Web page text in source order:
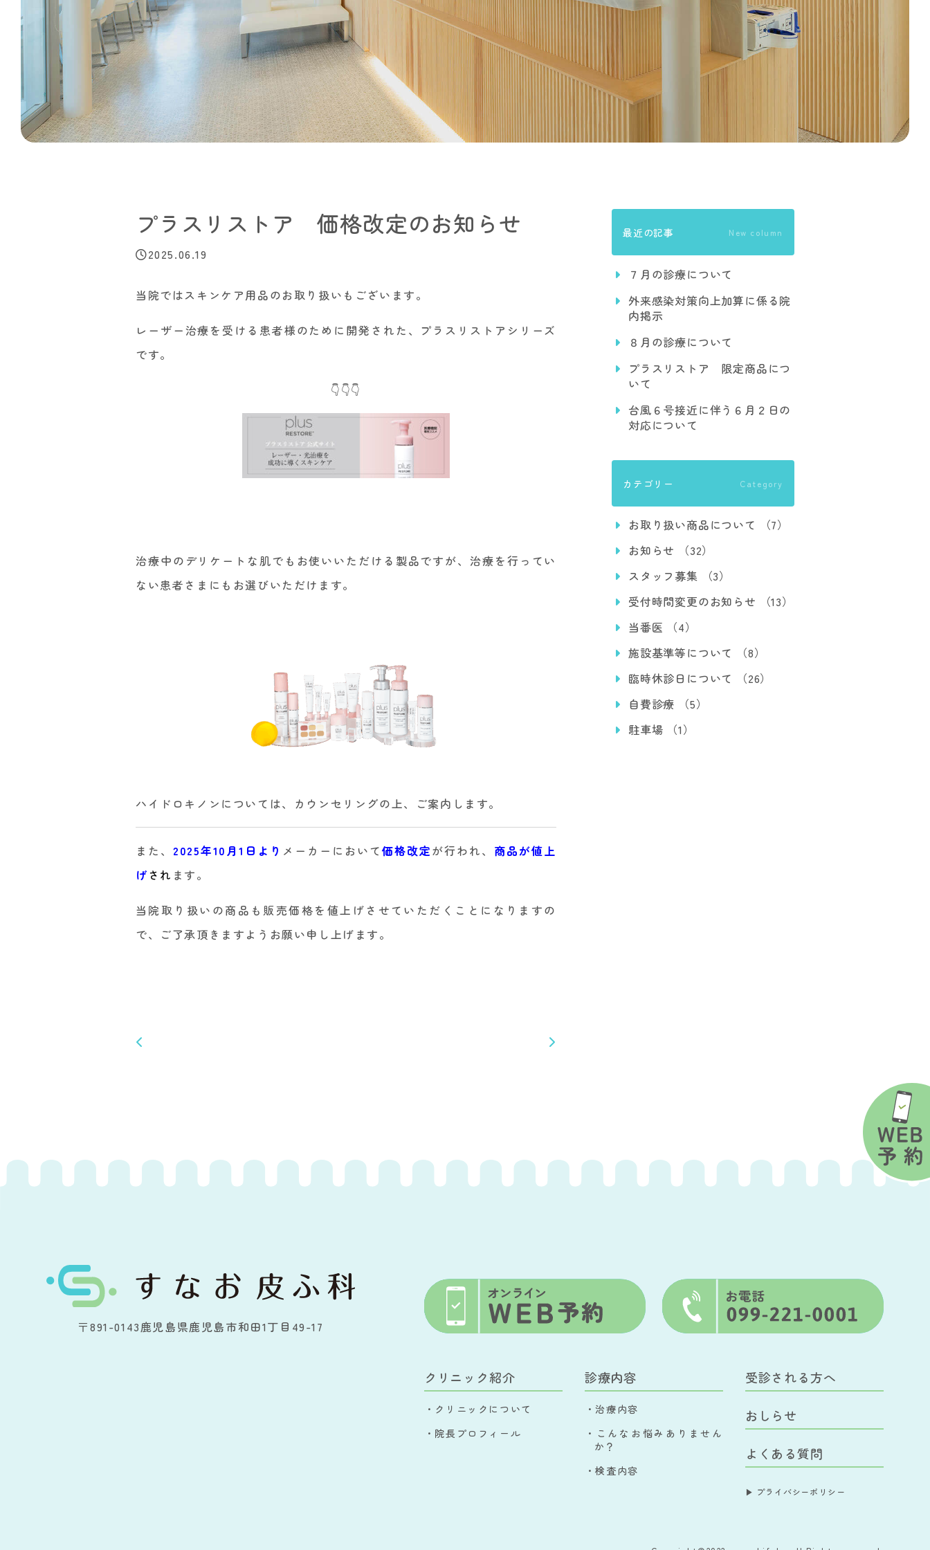
プラスリストア 価格改定のお知らせ
2025.06.19
当院ではスキンケア用品のお取り扱いもございます。
レーザー治療を受ける患者様のために開発された、プラスリストアシリーズ
です。
👇👇👇
治療中のデリケートな肌でもお使いいただける製品ですが、治療を行ってい
ない患者さまにもお選びいただけます。
ハイドロキノンについては、カウンセリングの上、ご案内します。
また、 2025年10月1日より メーカーにおいて価格改定が行われ、 商品が値上
げされ ます。
当院取り扱いの商品も販売価格を値上げさせていただくことになりますの
で、ご了承頂きますようお願い申し上げます。
最近の記事 New column
７月の診療について
外来感染対策向上加算に係る院
内掲示
８月の診療について
プラスリストア 限定商品につ
いて
台風６号接近に伴う６月２日の
対応について
カテゴリー Category
お取り扱い商品について （7）
お知らせ （32）
スタッフ募集 （3）
受付時間変更のお知らせ （13）
当番医 （4）
施設基準等について （8）
臨時休診日について （26）
自費診療 （5）
駐車場 （1）
〒891-0143鹿児島県鹿児島市和田1丁目49-17
クリニック紹介
・クリニックについて
・院長プロフィール
診療内容
・治療内容
・こんなお悩みありません
か？
・検査内容
受診される方へ
おしらせ
よくある質問
▶︎ プライバシーポリシー